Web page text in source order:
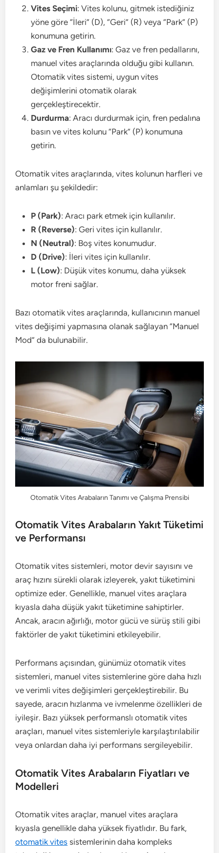
Vites Seçimi: Vites kolunu, gitmek istediğiniz
yöne göre “İleri” (D), “Geri” (R) veya “Park” (P)
konumuna getirin.
Gaz ve Fren Kullanımı: Gaz ve fren pedallarını,
manuel vites araçlarında olduğu gibi kullanın.
Otomatik vites sistemi, uygun vites
değişimlerini otomatik olarak
gerçekleştirecektir.
Durdurma: Aracı durdurmak için, fren pedalına
basın ve vites kolunu “Park” (P) konumuna
getirin.
Otomatik vites araçlarında, vites kolunun harfleri ve
anlamları şu şekildedir:
P (Park): Aracı park etmek için kullanılır.
R (Reverse): Geri vites için kullanılır.
N (Neutral): Boş vites konumudur.
D (Drive): İleri vites için kullanılır.
L (Low): Düşük vites konumu, daha yüksek
motor freni sağlar.
Bazı otomatik vites araçlarında, kullanıcının manuel
vites değişimi yapmasına olanak sağlayan “Manuel
Mod” da bulunabilir.
Otomatik Vites Arabaların Tanımı ve Çalışma Prensibi
Otomatik Vites Arabaların Yakıt Tüketimi
ve Performansı
Otomatik vites sistemleri, motor devir sayısını ve
araç hızını sürekli olarak izleyerek, yakıt tüketimini
optimize eder. Genellikle, manuel vites araçlara
kıyasla daha düşük yakıt tüketimine sahiptirler.
Ancak, aracın ağırlığı, motor gücü ve sürüş stili gibi
faktörler de yakıt tüketimini etkileyebilir.
Performans açısından, günümüz otomatik vites
sistemleri, manuel vites sistemlerine göre daha hızlı
ve verimli vites değişimleri gerçekleştirebilir. Bu
sayede, aracın hızlanma ve ivmelenme özellikleri de
iyileşir. Bazı yüksek performanslı otomatik vites
araçları, manuel vites sistemleriyle karşılaştırılabilir
veya onlardan daha iyi performans sergileyebilir.
Otomatik Vites Arabaların Fiyatları ve
Modelleri
Otomatik vites araçlar, manuel vites araçlara
kıyasla genellikle daha yüksek fiyatlıdır. Bu fark,
otomatik vites sistemlerinin daha kompleks